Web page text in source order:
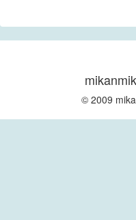
© 2009